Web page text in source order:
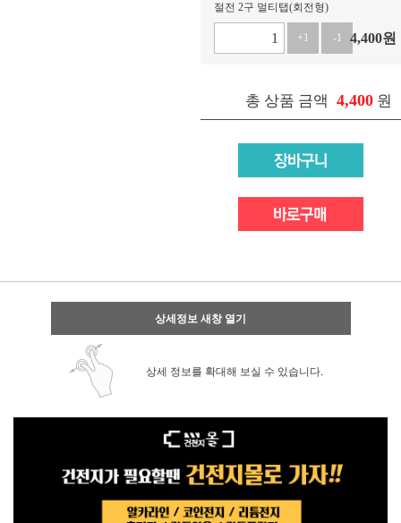
절전 2구 멀티탭(회전형)
+1 -1 4,400원
총 상품 금액 4,400 원
상세정보 새창 열기
상세 정보를 확대해 보실 수 있습니다.